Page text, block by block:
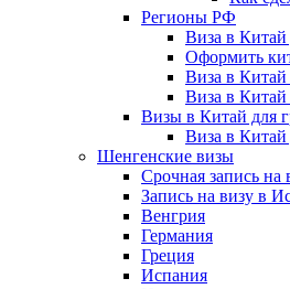
Регионы РФ
Виза в Китай
Оформить
Виза в
Виза в Китай
Визы в Китай для
Виза в Китай
Шенгенские визы
Срочная запись
Запись на визу в
Венгрия
Германия
Греция
Испания